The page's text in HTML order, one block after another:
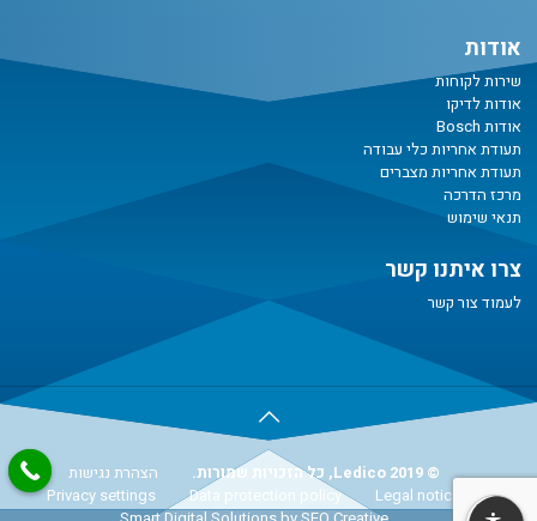
אודות
שירות לקוחות
אודות לדיקו
אודות Bosch
תעודת אחריות כלי עבודה
תעודת אחריות מצברים
מרכז הדרכה
תנאי שימוש
צרו איתנו קשר
לעמוד צור קשר
© Ledico 2019, כל הזכויות שמורות.
הצהרת נגישות
Legal notice
Data protection policy
Privacy settings